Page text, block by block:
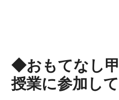
◆おもてなし
授業に参加し